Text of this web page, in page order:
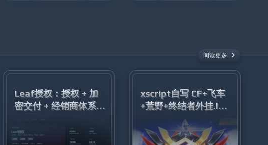
阅读更多
Leaf授权：授权 + 加
密交付 + 经销商体系，
xscript自写 CF+飞车
+荒野+终结者外挂.lua